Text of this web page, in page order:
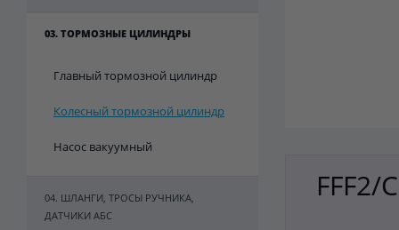
03. ТОРМОЗНЫЕ ЦИЛИНДРЫ
Главный тормозной цилиндр
Колесный тормозной цилиндр
Насос вакуумный
04. ШЛАНГИ, ТРОСЫ РУЧНИКА,
ДАТЧИКИ АБС